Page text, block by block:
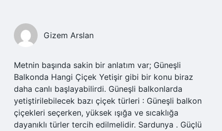
Gizem Arslan
Metnin başında sakin bir anlatım var; Güneşli
Balkonda Hangi Çiçek Yetişir gibi bir konu biraz
daha canlı başlayabilirdi. Güneşli balkonlarda
yetiştirilebilecek bazı çiçek türleri : Güneşli balkon
çiçekleri seçerken, yüksek ışığa ve sıcaklığa
dayanıklı türler tercih edilmelidir. Sardunya . Güçlü